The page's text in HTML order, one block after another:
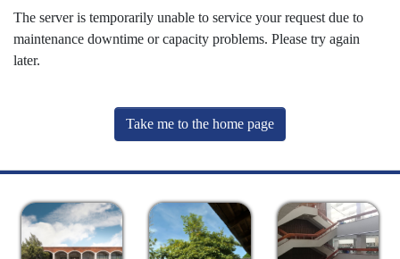
The server is temporarily unable to service your request due to
maintenance downtime or capacity problems. Please try again
later.
Take me to the home page